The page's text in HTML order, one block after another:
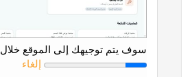
سوف يتم توجيهك إلى الموقع خلال 20 ثانية
إلغاء